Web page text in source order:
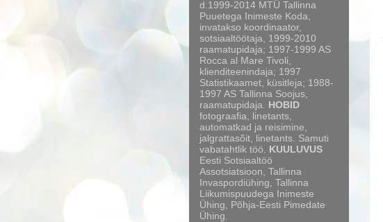
d.1999-2014 MTÜ Tallinna
Puuetega Inimeste Koda,
invatakso koordinaator,
sotsiaaltöötaja, 1999-2010
raamatupidaja; 1997-1999 AS
Rocca al Mare Tivoli,
klienditeenindaja; 1997
Statistikaamet, küsitleja; 1988-
1997 AS Tallinna Soojus,
raamatupidaja. HOBID
fotograafia, linetants,
automatkad ja reisimine,
jalgrattasõit, linetants. Samuti
vabatahtlik töö. KUULUVUS
Eesti Sotsiaaltöö
Assotsiatsioon, Tallinna
Invaspordiühing, Tallinna
Liikumispuudega Inimeste
Ühing, Põhja-Eesti Pimedate
Ühing.